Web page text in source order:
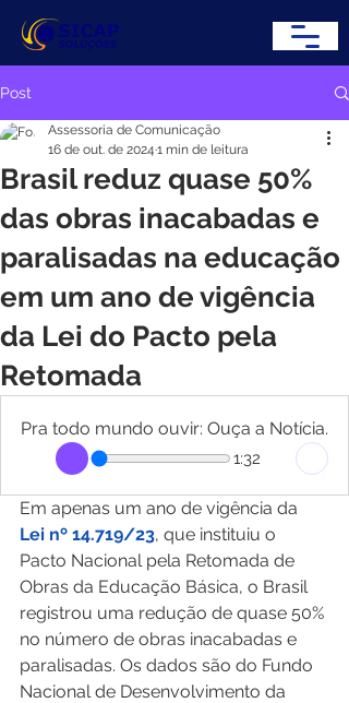
Post
Brasil reduz quase 50%
das obras inacabadas e
paralisadas na educação
em um ano de vigência
da Lei do Pacto pela
Retomada
Assessoria de Comunicação
16 de out. de 2024 1 min de leitura
Pra todo mundo ouvir: Ouça a Notícia.
1:32
Em apenas um ano de vigência da
Lei nº 14.719/23, que instituiu o
Pacto Nacional pela Retomada de
Obras da Educação Básica, o Brasil
registrou uma redução de quase 50%
no número de obras inacabadas e
paralisadas. Os dados são do Fundo
Nacional de Desenvolvimento da